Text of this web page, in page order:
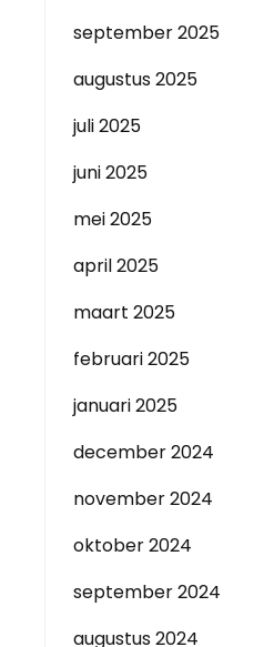
september 2025
augustus 2025
juli 2025
juni 2025
mei 2025
april 2025
maart 2025
februari 2025
januari 2025
december 2024
november 2024
oktober 2024
september 2024
augustus 2024